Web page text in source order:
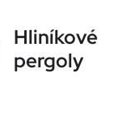
Hliníkové
pergoly